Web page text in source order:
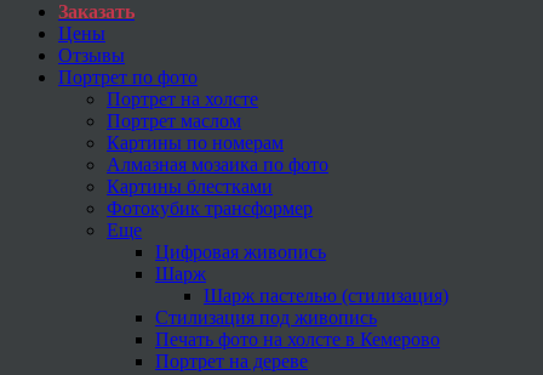
Заказать
Цены
Отзывы
Портрет по фото
Портрет на холсте
Портрет маслом
Картины по номерам
Алмазная мозаика по фото
Картины блестками
Фотокубик трансформер
Еще
Цифровая живопись
Шарж
Шарж пастелью (стилизация)
Стилизация под живопись
Печать фото на холсте в Кемерово
Портрет на дереве